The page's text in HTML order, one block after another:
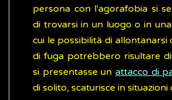
persona con l'agorafobia si
di trovarsi in un luogo o in
cui le possibilità di allontanarsi
di fuga potrebbero risultare
si presentasse un attacco di
di solito, scaturisce in situazioni